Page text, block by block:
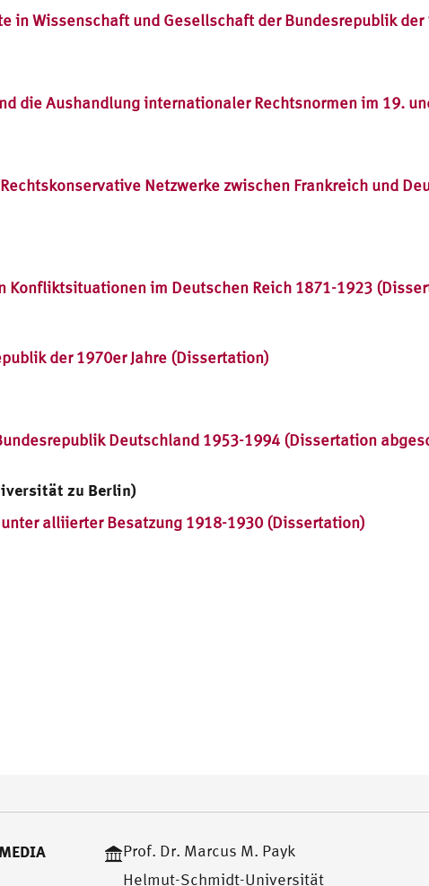
in Wissenschaft und Gesellschaft der Bundesrepublik
die Aushandlung internationaler Rechtsnormen im 19.
Netzwerke zwischen Frankreich und
Konfliktsituationen im Deutschen Reich 1871-1923
der 1970er Jahre (Dissertation)
Deutschland 1953-1994 (Dissertation
zu Berlin)
alliierter Besatzung 1918-1930 (Dissertation)
Prof. Dr. Marcus M. Payk
Helmut-Schmidt-Universität